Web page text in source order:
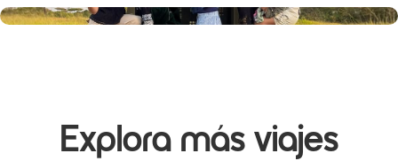
Explora más viajes